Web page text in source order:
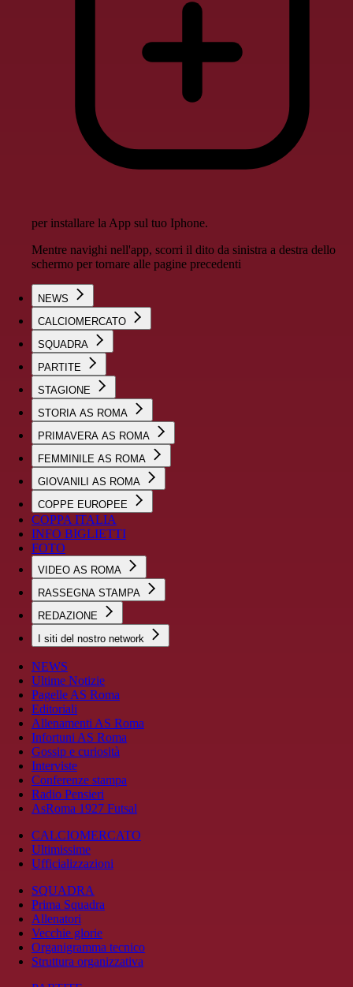
per installare la App sul tuo Iphone.
Mentre navighi nell'app, scorri il dito da sinistra a destra dello
schermo per tornare alle pagine precedenti
NEWS
CALCIOMERCATO
SQUADRA
PARTITE
STAGIONE
STORIA AS ROMA
PRIMAVERA AS ROMA
FEMMINILE AS ROMA
GIOVANILI AS ROMA
COPPE EUROPEE
COPPA ITALIA
INFO BIGLIETTI
FOTO
VIDEO AS ROMA
RASSEGNA STAMPA
REDAZIONE
I siti del nostro network
NEWS
Ultime Notizie
Pagelle AS Roma
Editoriali
Allenamenti AS Roma
Infortuni AS Roma
Gossip e curiosità
Interviste
Conferenze stampa
Radio Pensieri
AsRoma 1927 Futsal
CALCIOMERCATO
Ultimissime
Ufficializzazioni
SQUADRA
Prima Squadra
Allenatori
Vecchie glorie
Organigramma tecnico
Struttura organizzativa